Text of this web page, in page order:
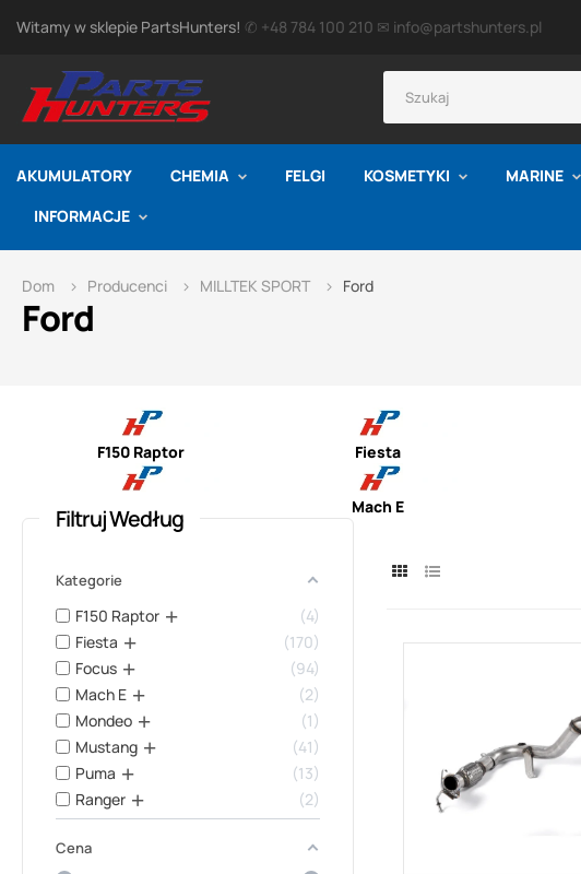
Witamy w sklepie PartsHunters! ✆ +48 784 100 210 ✉ info@partshunters.pl
AKUMULATORY CHEMIA FELGI KOSMETYKI MARINE
INFORMACJE
Ford
Dom Producenci MILLTEK SPORT Ford
F150 Raptor Fiesta
Ranger Mach E
Filtruj Według
Kategorie
F150 Raptor
4
Fiesta
170
Focus
94
Mach E
2
Mondeo
1
Mustang
41
Puma
13
Ranger
2
Cena